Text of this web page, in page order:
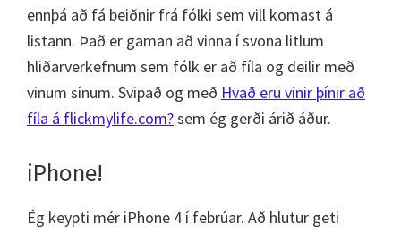
ennþá að fá beiðnir frá fólki sem vill komast á
listann. Það er gaman að vinna í svona litlum
hliðarverkefnum sem fólk er að fíla og deilir með
vinum sínum. Svipað og með Hvað eru vinir þínir að
fíla á flickmylife.com?sem ég gerði árið áður.
iPhone!
Ég keypti mér iPhone 4 í febrúar. Að hlutur geti